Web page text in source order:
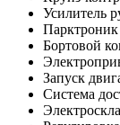
Усилитель
Парктроник
Бортовой
Запуск
Система